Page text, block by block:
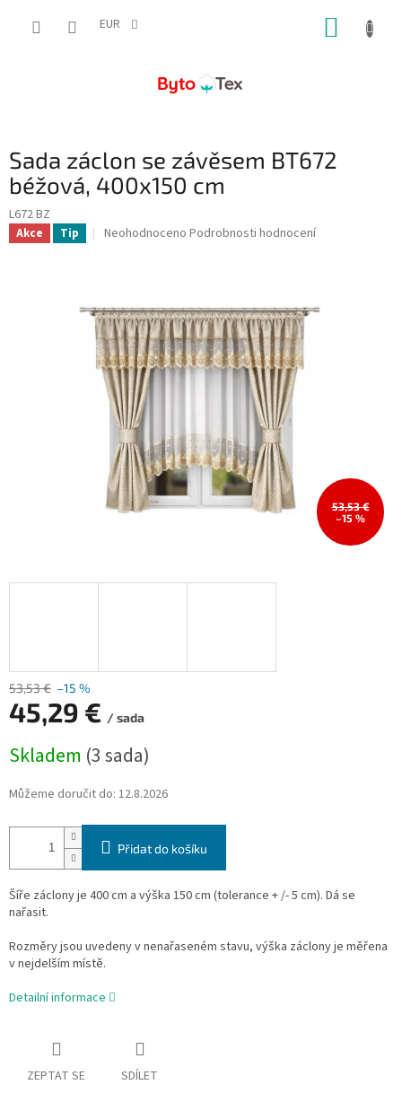
EUR
Sada záclon se závěsem BT672
béžová, 400x150 cm
L672 BZ
Akce Tip
Průměrné
z
5
hvězdiček.
Neohodnoceno Podrobnosti hodnocení
53,53 €
–15 %
53,53 € –15 %
45,29 € / sada
cena:
Skladem (3 sada)
Můžeme doručit do: 12.8.2026
Přidat do košíku
Šíře záclony je 400 cm a výška 150 cm (tolerance + /- 5 cm). Dá se
nařasit.
Rozměry jsou uvedeny v nenařaseném stavu, výška záclony je měřena
v nejdelším místě.
Detailní informace
ZEPTAT SE SDÍLET